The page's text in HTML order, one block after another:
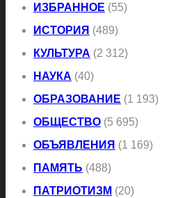
ИЗБРАННОЕ (55)
ИСТОРИЯ (489)
КУЛЬТУРА (2 312)
НАУКА (40)
ОБРАЗОВАНИЕ (1 193)
ОБЩЕСТВО (5 695)
ОБЪЯВЛЕНИЯ (1 169)
ПАМЯТЬ (488)
ПАТРИОТИЗМ (20)